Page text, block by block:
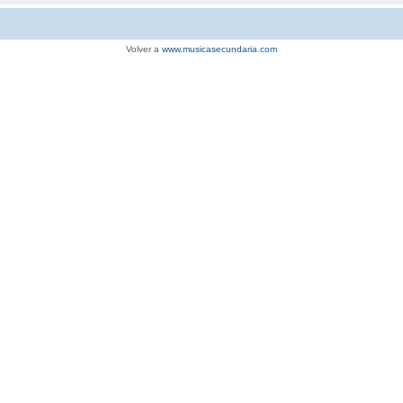
Volver a www.musicasecundaria.com